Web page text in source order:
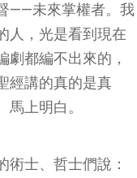
——未來掌權者。我
人，光是看到現在
都編不出來的，
經講的真的是真
上明白。
士、哲士們說：